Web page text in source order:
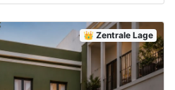
👑 Zentrale Lage